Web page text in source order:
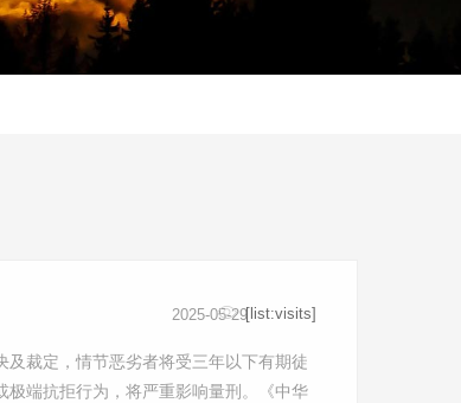
裁定，情节恶劣者将受三年以下有期徒
端抗拒行为，将严重影响量刑。《中华
2025-05-29[list:visits]